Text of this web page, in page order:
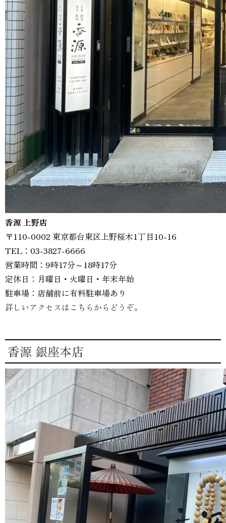
香源 上野店
〒110-0002 東京都台東区上野桜木1丁目10-16
TEL：03-3827-6666
営業時間：9時17分～18時17分
定休日：月曜日・火曜日・年末年始
駐車場：店舗前に有料駐車場あり
詳しいアクセスはこちらからどうぞ。
香源 銀座本店